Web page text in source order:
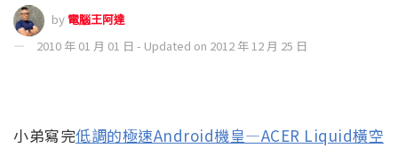
by 電腦王阿達
2010 年 01 月 01 日 - Updated on 2012 年 12 月 25 日
小弟寫完低調的極速Android機皇—ACER Liquid橫空